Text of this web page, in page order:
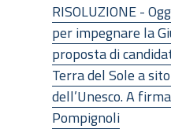
RISOLUZIONE -
per impegnare la
proposta di
Terra del Sole a
dell’Unesco. A
Pompignoli